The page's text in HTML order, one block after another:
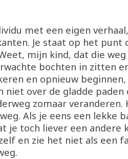
met een eigen
Je staat op het punt
mijn kind, dat die
bochten in zitten
en opnieuw beginnen,
niet over de gladde paden
zomaar veranderen.
Als je eens een lekke
je toch liever een andere
en zie het niet als een